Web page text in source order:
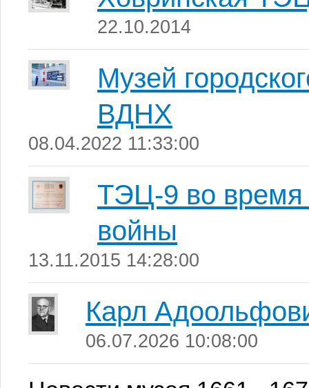
22.10.2014
Музей
ВДНХ
08.04.2022 11:33:00
ТЭЦ-9 во время
войны
13.11.2015 14:28:00
Карл
06.07.2026 10:08:00